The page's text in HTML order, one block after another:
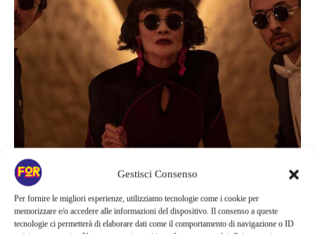
Gestisci Consenso
Per fornire le migliori esperienze, utilizziamo tecnologie come i cookie per
memorizzare e/o accedere alle informazioni del dispositivo. Il consenso a queste
tecnologie ci permetterà di elaborare dati come il comportamento di navigazione o ID
News
NON ARRIVA DAGLI STATI UNITI
LA SERIE HORROR CHE STA